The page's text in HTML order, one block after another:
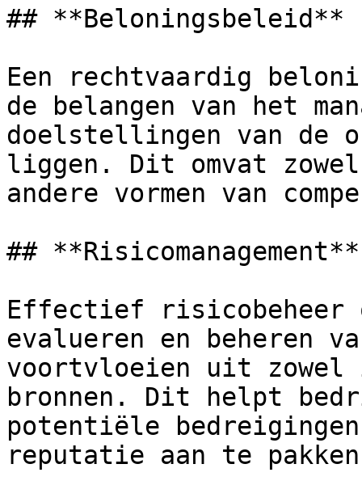
## **Beloningsbeleid**
Een rechtvaardig
de belangen van het
doelstellingen van de
liggen. Dit omvat
andere vormen van
## **Risicomanagement**
Effectief risicobeheer
evalueren en beheren
voortvloeien uit zowel
bronnen. Dit helpt
potentiële
reputatie aan te